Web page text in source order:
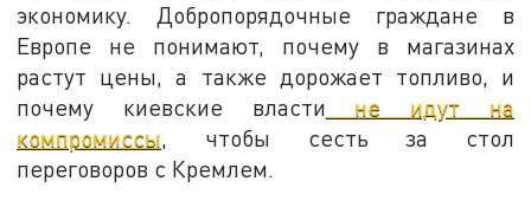
экономику. Добропорядочные граждане в
Европе не понимают, почему в магазинах
растут цены, а также дорожает топливо, и
почему киевские власти не идут на
компромиссы, чтобы сесть за стол
переговоров с Кремлем.